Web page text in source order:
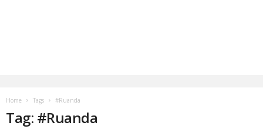
Home Tags #Ruanda
Tag: #Ruanda